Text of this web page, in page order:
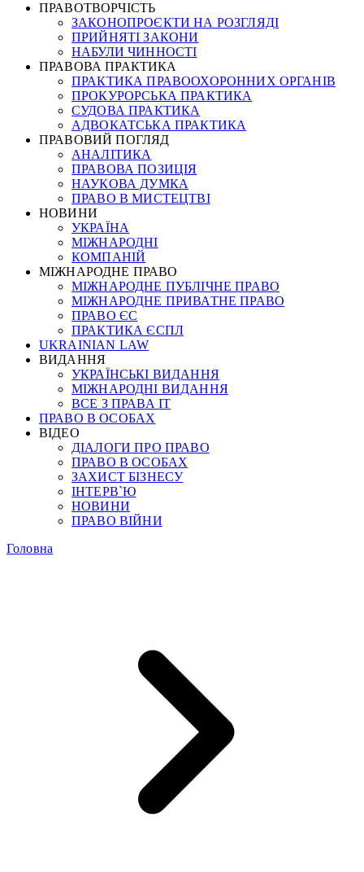
ПРАВОТВОРЧІСТЬ
ЗАКОНОПРОЄКТИ НА РОЗГЛЯДІ
ПРИЙНЯТІ ЗАКОНИ
НАБУЛИ ЧИННОСТІ
ПРАВОВА ПРАКТИКА
ПРАКТИКА ПРАВООХОРОННИХ ОРГАНІВ
ПРОКУРОРСЬКА ПРАКТИКА
СУДОВА ПРАКТИКА
АДВОКАТСЬКА ПРАКТИКА
ПРАВОВИЙ ПОГЛЯД
АНАЛІТИКА
ПРАВОВА ПОЗИЦІЯ
НАУКОВА ДУМКА
ПРАВО В МИСТЕЦТВІ
НОВИНИ
УКРАЇНА
МІЖНАРОДНІ
КОМПАНІЙ
МІЖНАРОДНЕ ПРАВО
МІЖНАРОДНЕ ПУБЛІЧНЕ ПРАВО
МІЖНАРОДНЕ ПРИВАТНЕ ПРАВО
ПРАВО ЄС
ПРАКТИКА ЄСПЛ
UKRAINIAN LAW
ВИДАННЯ
УКРАЇНСЬКІ ВИДАННЯ
МІЖНАРОДНІ ВИДАННЯ
ВСЕ З ПРАВА ІТ
ПРАВО В ОСОБАХ
ВІДЕО
ДІАЛОГИ ПРО ПРАВО
ПРАВО В ОСОБАХ
ЗАХИСТ БІЗНЕСУ
ІНТЕРВ`Ю
НОВИНИ
ПРАВО ВІЙНИ
Головна